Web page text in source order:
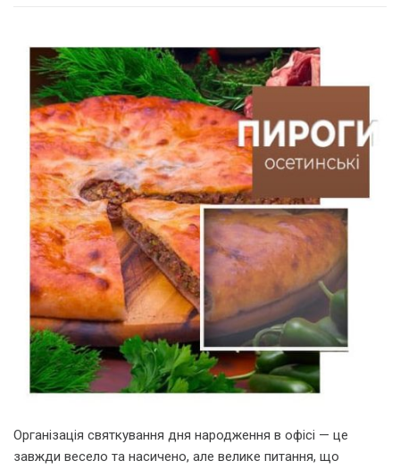
Організація святкування дня народження в офісі — це
завжди весело та насичено, але велике питання, що